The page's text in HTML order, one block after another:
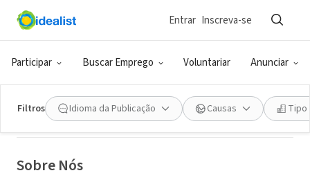
Participar Buscar Emprego Voluntariar Anunciar
Entrar Inscreva-se
Filtros Idioma da Publicação Causas Tipo
Instant Nonprofit
Denver, CO|instantnonprofit.com/
Sobre Nós